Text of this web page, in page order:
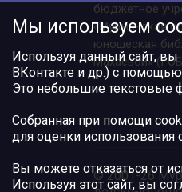
бюджетное
«Мурманская
юношеская
Махаевой»
© 2001-26
Мы используем
Используя данный сайт,
ВКонтакте и др.) с помощью
Это небольшие текстовые
Собранная при помощи
для оценки использования
Вы можете отказаться от
Используя этот сайт, вы